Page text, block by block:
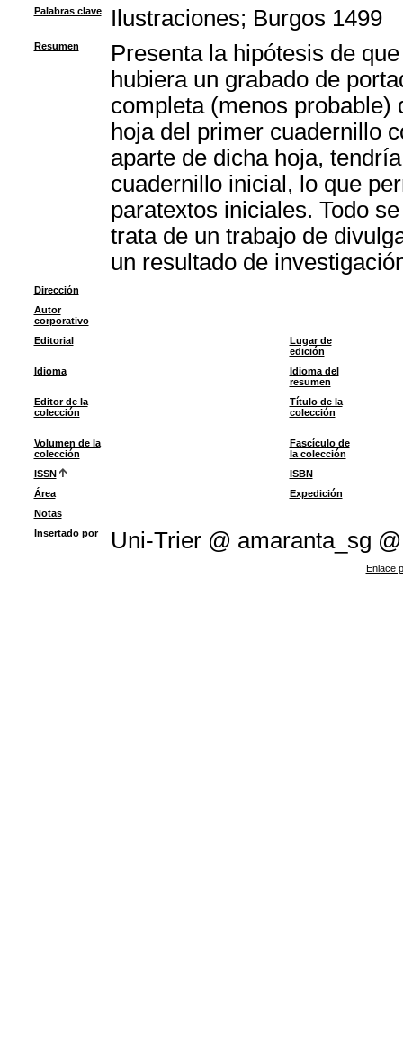
Palabras clave Ilustraciones; Burgos 1499
Resumen
Presenta la hipótesis de
hubiera un grabado de
completa (menos probable)
hoja del primer cuadernillo
aparte de dicha hoja,
cuadernillo inicial, lo que
paratextos iniciales. Todo
trata de un trabajo de
un resultado de
Dirección
Autor
corporativo
Editorial
Lugar de
edición
Idioma
Idioma del
resumen
Editor de la
colección
Título de la
colección
Volumen de la
colección
Fascículo de
la colección
ISSN
ISBN
Área
Expedición
Notas
Insertado por
Uni-Trier @ amaranta_sg
Enlace